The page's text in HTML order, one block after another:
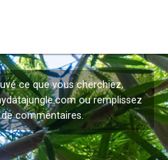
ce que vous cherchiez,
ou remplissez
decommentaires.